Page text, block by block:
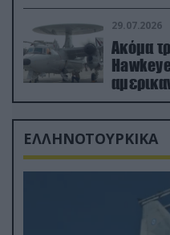
29.07.2026
Ακόμα
ΕΛΛΗΝΟΤΟΥΡΚΙΚΑ